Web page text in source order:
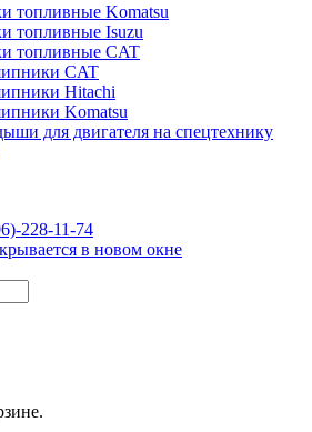
топливные Komatsu
топливные Isuzu
топливные CAT
CAT
Hitachi
Komatsu
для двигателя на спецтехнику
228-11-74
в новом окне